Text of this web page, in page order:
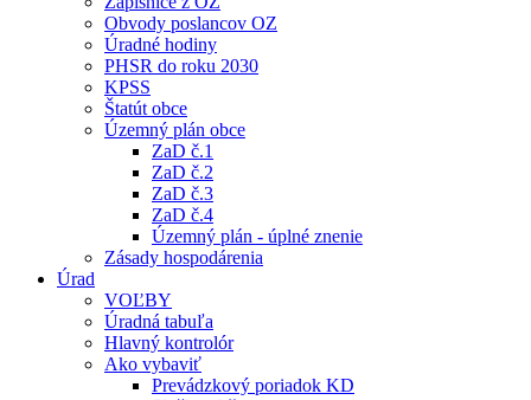
Obvody poslancov OZ
Úradné hodiny
PHSR do roku 2030
KPSS
Štatút obce
Územný plán obce
ZaD č.1
ZaD č.2
ZaD č.3
ZaD č.4
Územný plán - úplné znenie
Zásady hospodárenia
Úrad
VOĽBY
Úradná tabuľa
Hlavný kontrolór
Ako vybaviť
Prevádzkový poriadok KD